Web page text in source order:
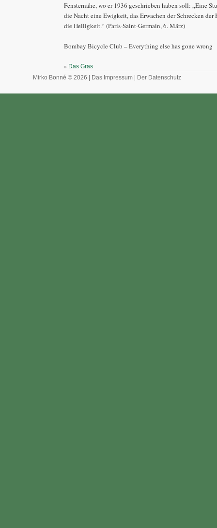
Fensternähe, wo er 1936 geschrieben haben soll: „Eine
die Nacht eine Ewigkeit, das Erwachen der Schrecken
die Helligkeit.“ (Paris-Saint-Germain, 6. März)
Bombay Bicycle Club – Everything else has gone wrong
» Das Gras
Mirko Bonné © 2026 |
Das Impressum Der Datenschutz